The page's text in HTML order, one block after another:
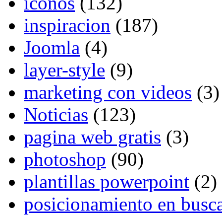
inspiracion (187)
Joomla (4)
layer-style (9)
marketing con videos (3)
Noticias (123)
pagina web gratis (3)
photoshop (90)
plantillas powerpoint (2)
posicionamiento en